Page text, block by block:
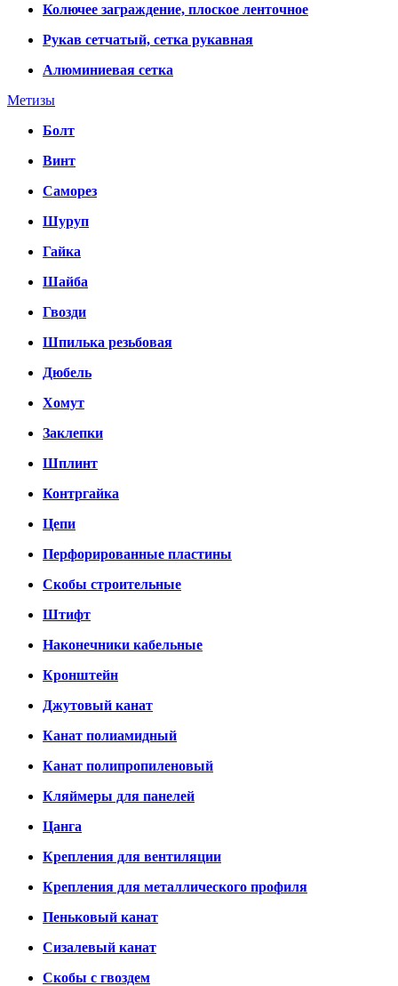
Колючее заграждение, плоское ленточное
Рукав сетчатый, сетка рукавная
Алюминиевая сетка
Метизы
Болт
Винт
Саморез
Шуруп
Гайка
Шайба
Гвозди
Шпилька резьбовая
Дюбель
Хомут
Заклепки
Шплинт
Контргайка
Цепи
Перфорированные пластины
Скобы строительные
Штифт
Наконечники кабельные
Кронштейн
Джутовый канат
Канат полиамидный
Канат полипропиленовый
Кляймеры для панелей
Цанга
Крепления для вентиляции
Крепления для металлического профиля
Пеньковый канат
Сизалевый канат
Скобы с гвоздем